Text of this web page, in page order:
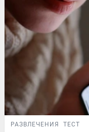
РАЗВЛЕЧЕНИЯ ТЕСТ